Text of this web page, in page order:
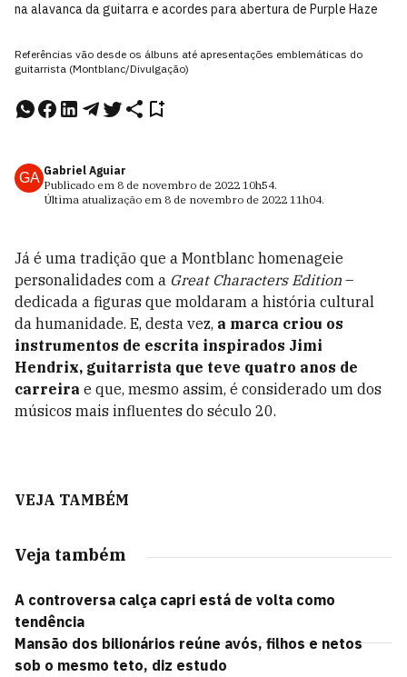
na alavanca da guitarra e acordes para abertura de Purple Haze
Referências vão desde os álbuns até apresentações emblemáticas do
guitarrista (Montblanc/Divulgação)
GA Gabriel Aguiar
Publicado em 8 de novembro de 2022 10h54.
Última atualização em 8 de novembro de 2022 11h04.
Já é uma tradição que a Montblanc homenageie
personalidades com a Great Characters Edition –
dedicada a figuras que moldaram a história cultural
da humanidade. E, desta vez, a marca criou os
instrumentos de escrita inspirados Jimi
Hendrix, guitarrista que teve quatro anos de
carreira e que, mesmo assim, é considerado um dos
músicos mais influentes do século 20.
VEJA TAMBÉM
Veja também
A controversa calça capri está de volta como
tendência
Mansão dos bilionários reúne avós, filhos e netos
sob o mesmo teto, diz estudo